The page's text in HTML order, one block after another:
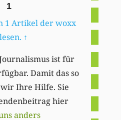
1
1 Artikel der woxx
↑
ist für
Damit das so
Ihre Hilfe. Sie
hier
anders